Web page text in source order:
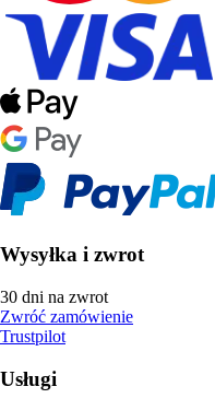
Wysyłka i zwrot
30 dni na zwrot
Zwróć zamówienie
Trustpilot
Usługi